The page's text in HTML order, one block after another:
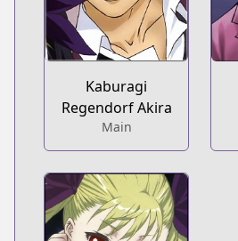
Kaburagi
Regendorf Akira
Main